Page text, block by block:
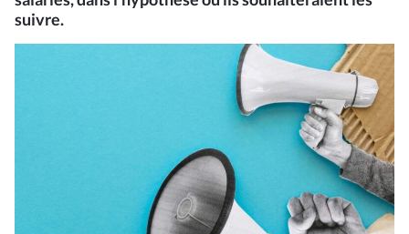
Nos expertises
Expertise juridique
suivre.